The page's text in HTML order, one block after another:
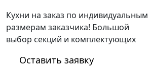
Кухни на заказ по индивидуальным
размерам заказчика! Большой
выбор секций и комплектующих
Оставить заявку